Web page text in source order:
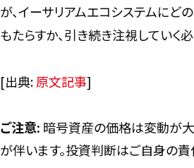
が、イーサリアムエコシステムにど
もたらすか、引き続き注視していく
[出典:原文記事]
ご注意: 暗号資産の価格は変動が大
が伴います。投資判断はご自身の責